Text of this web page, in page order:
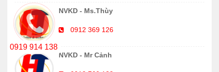
NVKD - Ms.Thùy
0912 369 126
NVKD - Mr Cảnh
0919 914 138